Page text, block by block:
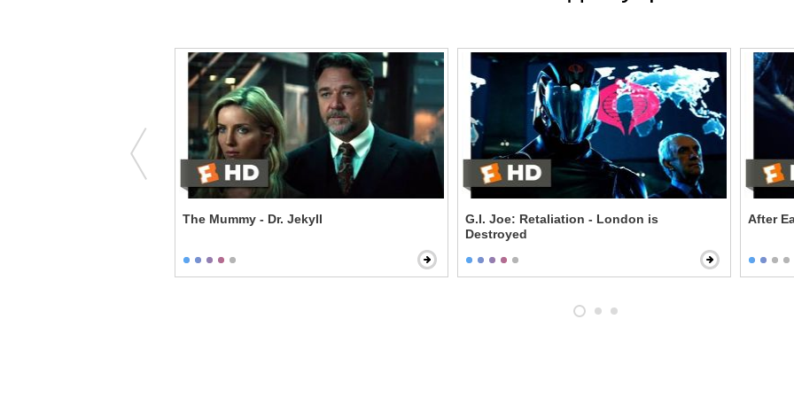
The Mummy - Dr. Jekyll
G.I. Joe: Retaliation - London is
Destroyed
After